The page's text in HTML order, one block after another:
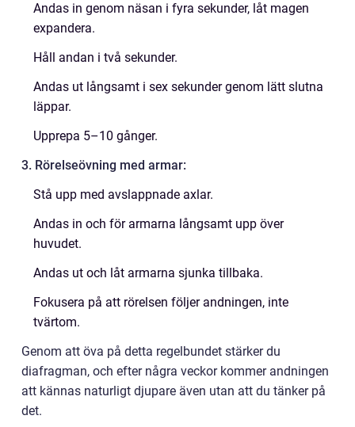
Andas in genom näsan i fyra sekunder, låt magen
expandera.
Håll andan i två sekunder.
Andas ut långsamt i sex sekunder genom lätt slutna
läppar.
Upprepa 5–10 gånger.
3. Rörelseövning med armar:
Stå upp med avslappnade axlar.
Andas in och för armarna långsamt upp över
huvudet.
Andas ut och låt armarna sjunka tillbaka.
Fokusera på att rörelsen följer andningen, inte
tvärtom.
Genom att öva på detta regelbundet stärker du
diafragman, och efter några veckor kommer andningen
att kännas naturligt djupare även utan att du tänker på
det.